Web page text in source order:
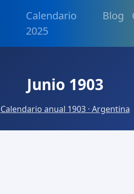
Calendario
2025
Blog
Junio 1903
Calendario anual 1903 · Argentina